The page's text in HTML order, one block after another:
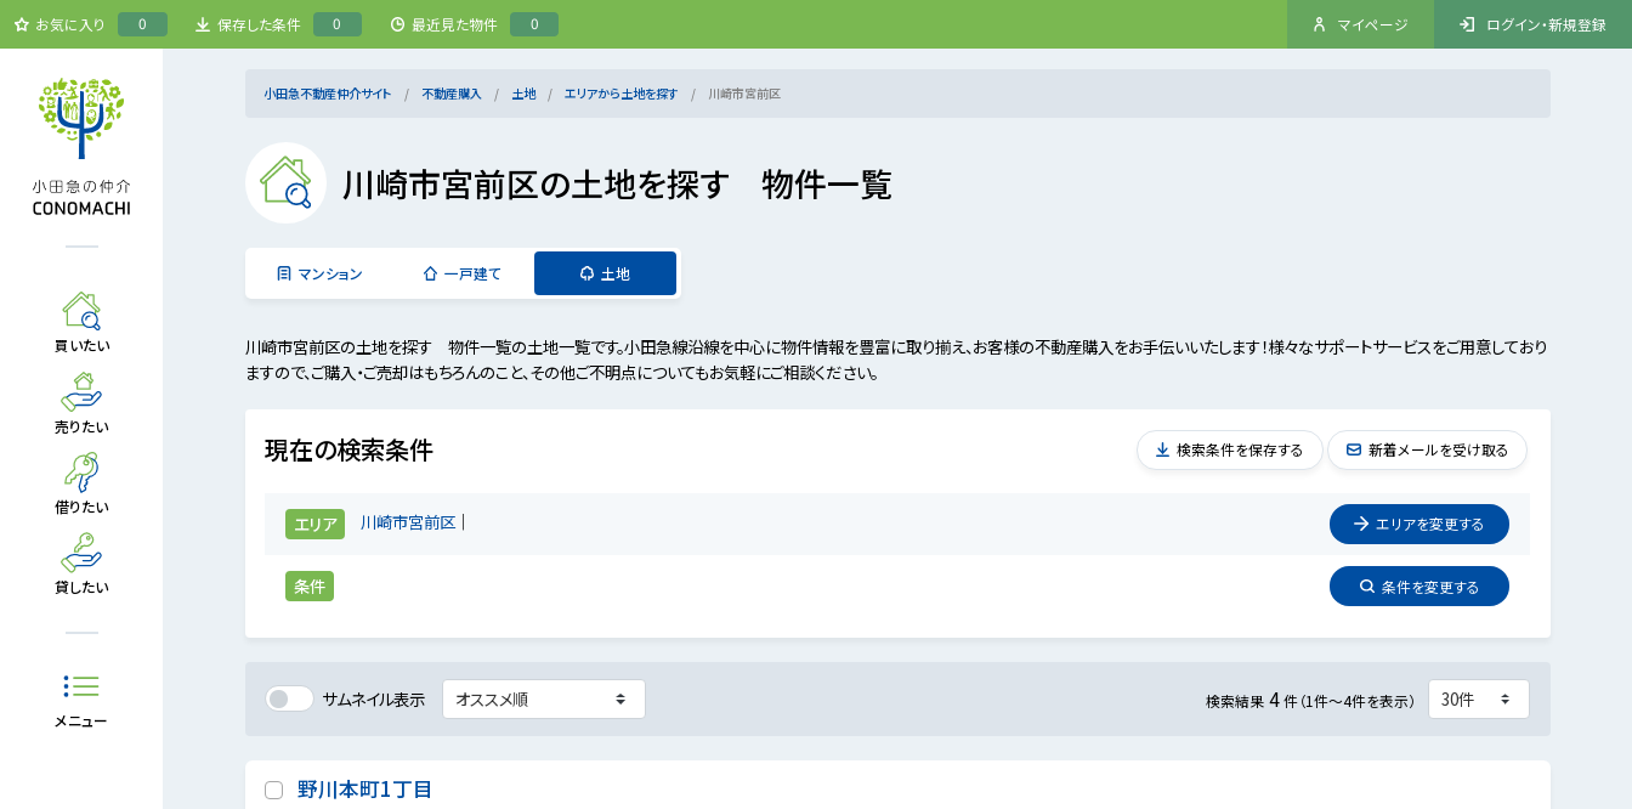
お気に入り 0 保存した条件 0 最近見た物件 0 マイページ ログイン・新規登録
買いたい
売りたい
借りたい
貸したい
メニュー
小田急不動産仲介サイト 不動産購入 土地 エリアから土地を探す 川崎市宮前区
川崎市宮前区の土地を探す 物件一覧
マンション 一戸建て 土地
川崎市宮前区の土地を探す 物件一覧の土地一覧です。小田急線沿線を中心に物件情報を豊富に取り揃え、お客様の不動産購入をお手伝いいたします！様々なサポートサービスをご用意しており
ますので、ご購入・ご売却はもちろんのこと、その他ご不明点についてもお気軽にご相談ください。
現在の検索条件
エリア 川崎市宮前区 エリアを変更する
条件 条件を変更する
検索条件を保存する 新着メールを受け取る
サムネイル表示 検索結果 4 件（1件～4件を表示）
野川本町1丁目